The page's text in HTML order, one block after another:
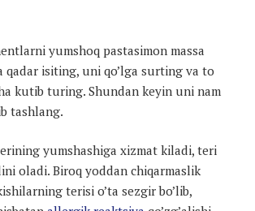
yumshoq pastasimon massa
qadar isiting, uni qo’lga surting va to
kutib turing. Shundan keyin uni nam
tashlang.
yumshashiga xizmat kiladi, teri
oladi. Biroq yoddan chiqarmaslik
terisi o’ta sezgir bo’lib,